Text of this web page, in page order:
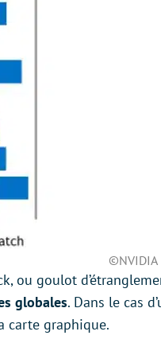
©NVIDIA
ou goulot
globales. Dans le cas
carte graphique.